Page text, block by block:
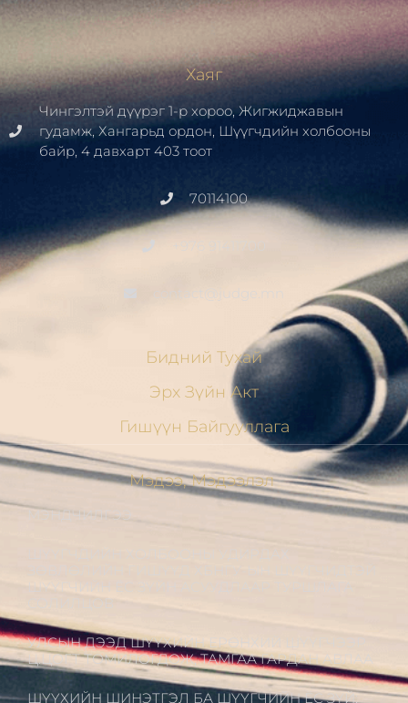
Хаяг
Чингэлтэй дүүрэг 1-р хороо, Жигжиджавын
гудамж, Хангарьд ордон, Шүүгчдийн холбооны
байр, 4 давхарт 403 тоот
70114100
contact@judge.mn
Бидний Тухай
Эрх Зүйн Акт
Гишүүн Байгууллага
Мэдээ, Мэдээлэл
МЭНДЧИЛГЭЭ
ШҮҮГЧДИЙН ХОЛБООНЫ УДИРДАХ
СОЛИЛЦОВ
УЛСЫН ДЭЭД ШҮҮХИЙН ЕРӨНХИЙ ШҮҮГЧЭЭР
Ц.ЦОГТ ТОМИЛОГДОЖ, ТАМГАА ГАРДАН АВЛАА
ШҮҮХИЙН ШИНЭТГЭЛ БА ШҮҮГЧИЙН ЁС ЗҮЙ: